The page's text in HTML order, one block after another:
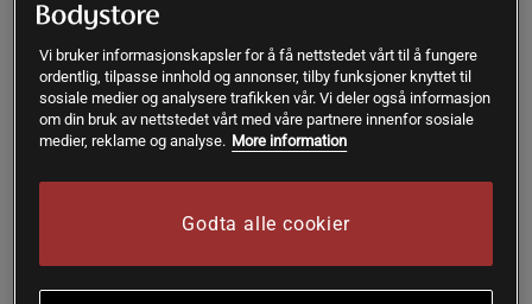
Kjøp
SKU #6001618-001R | EAN197779526784
Vi bruker informasjonskapsler for å få nettstedet vårt til å fungere
ordentlig, tilpasse innhold og annonser, tilby funksjoner knyttet til
sosiale medier og analysere trafikken vår. Vi deler også informasjon
om din bruk av nettstedet vårt med våre partnere innenfor sosiale
medier, reklame og analyse. More information
Godta alle cookier